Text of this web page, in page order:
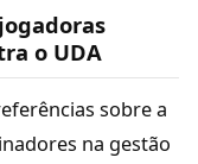
o UDA
sobre a
na gestão